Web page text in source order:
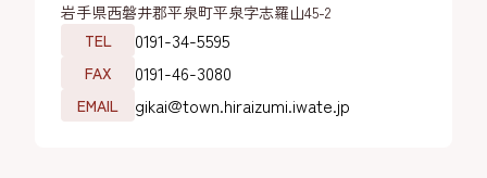
岩手県西磐井郡平泉町平泉字志羅山45-2
TEL
0191-34-5595
FAX 0191-46-3080
EMAIL gikai@town.hiraizumi.iwate.jp